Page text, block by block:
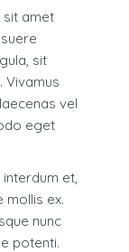
sit amet
sit
Vivamus
vel
eget
et,
mollis ex.
nunc
potenti.